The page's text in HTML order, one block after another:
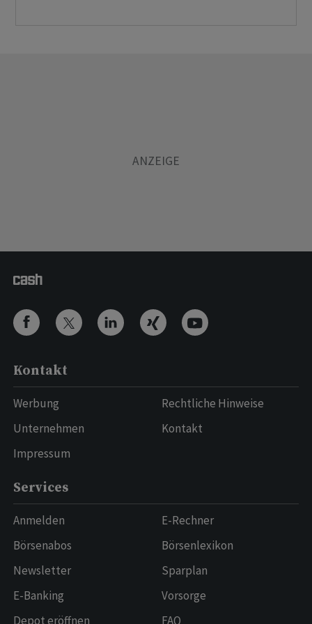
Kontakt
Werbung
Unternehmen
Impressum
Rechtliche Hinweise
Kontakt
Services
Anmelden
Börsenabos
Newsletter
E-Banking
Depot eröffnen
E-Rechner
Börsenlexikon
Sparplan
Vorsorge
FAQ